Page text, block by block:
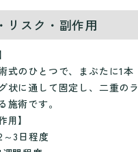
リスク・副作用
式のひとつで、まぶたに1本
状に通して固定し、二重のラ
施術です。
用】
3日程度